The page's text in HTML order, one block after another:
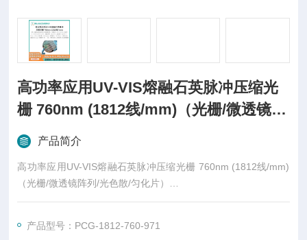
高功率应用UV-VIS熔融石英脉冲压缩光
栅 760nm (1812线/mm)（光栅/微透镜阵
列/光色
产品简介
高功率应用UV-VIS熔融石英脉冲压缩光栅 760nm (1812线/mm)
（光栅/微透镜阵列/光色散/匀化片）
产品总览
率处理能力的需求也随之增加。我们制造100%的熔融硅脉冲压
产品型号：PCG-1812-760-971